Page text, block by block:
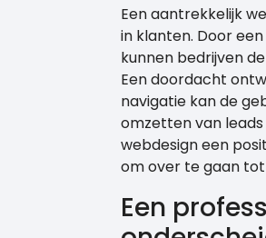
Een aantrekkelijk
in klanten. Door
kunnen bedrijven
Een doordacht
navigatie kan de
omzetten van
webdesign een
om over te gaan
Een